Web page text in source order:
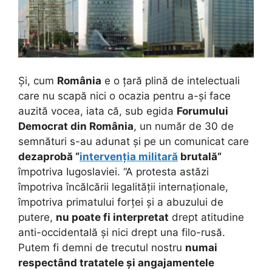
Și, cum România e o țară plină de intelectuali
care nu scapă nici o ocazia pentru a-și face
auzită vocea, iata că, sub egida Forumului
Democrat din România, un număr de 30 de
semnături s-au adunat și pe un comunicat care
dezaprobă “intervenția militară brutală”
împotriva Iugoslaviei. “A protesta astăzi
împotriva încălcării legalității internaționale,
împotriva primatului forței și a abuzului de
putere, nu poate fi interpretat drept atitudine
anti-occidentală și nici drept una filo-rusă.
Putem fi demni de trecutul nostru numai
respectând tratatele și angajamentele